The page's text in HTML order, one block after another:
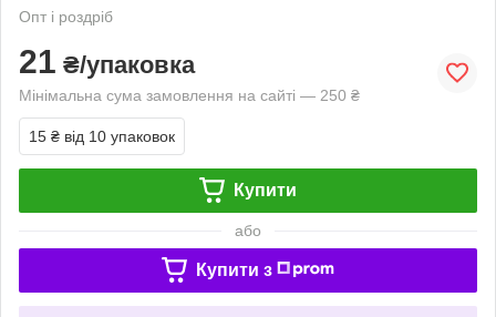
Опт і роздріб
21 ₴/упаковка
Мінімальна сума замовлення на сайті — 250 ₴
15 ₴ від 10 упаковок
Купити
або
Купити з